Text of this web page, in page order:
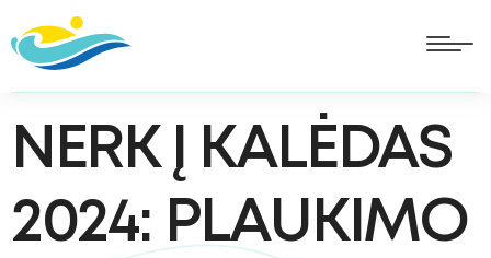
NERK Į KALĖDAS
2024: PLAUKIMO